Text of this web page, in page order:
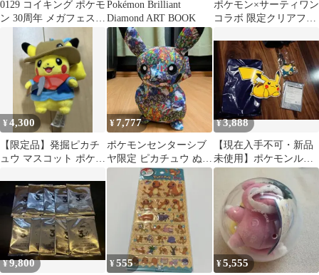
0129 コイキング ポケモ
ン 30周年 メガフェスタ
ホログラム ステッカー
Pokémon Brilliant
Diamond ART BOOK
ポケモン×サーティワン
コラボ 限定クリアファ
¥4,300
【限定品】発掘ピカチ
ュウ マスコット ポケモ
¥7,777
ポケモンセンターシブ
ヤ限定 ピカチュウ ぬい
ぐるみ グラフィティ総
¥3,888
【現在入手不可・新品
未使用】ポケモンルー
ム旧ノベルティ 非売品
¥9,800 ¥555 ¥5,555